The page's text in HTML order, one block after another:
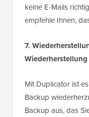
keine E-Mails
empfehle Ihnen,
7.
Wiederherstellung
Mit Duplicator ist
Backup
Backup aus, das